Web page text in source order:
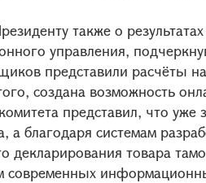
также о
управления,
представили расчёты
создана возможность
представил, что уже
а благодаря системам
декларирования товара
современных